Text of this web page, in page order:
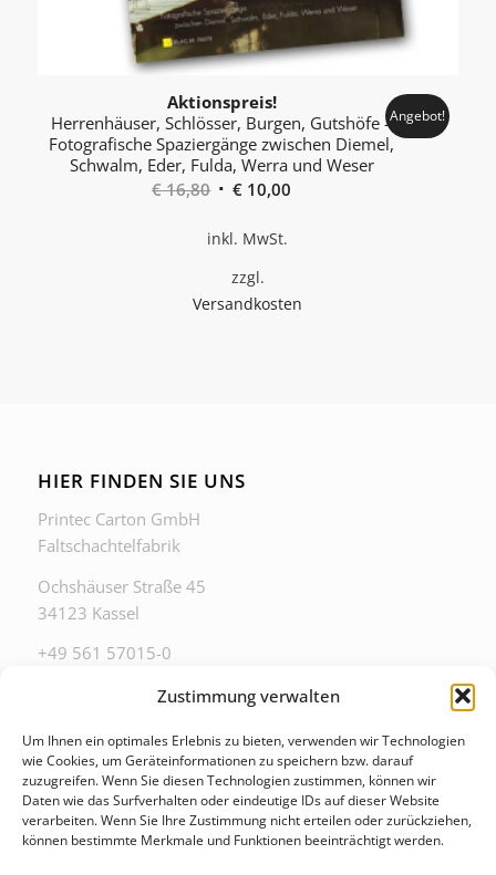
Zustimmung verwalten
Um Ihnen ein optimales Erlebnis zu bieten, verwenden wir Technologien
wie Cookies, um Geräteinformationen zu speichern bzw. darauf
zuzugreifen. Wenn Sie diesen Technologien zustimmen, können wir
Daten wie das Surfverhalten oder eindeutige IDs auf dieser Website
verarbeiten. Wenn Sie Ihre Zustimmung nicht erteilen oder zurückziehen,
können bestimmte Merkmale und Funktionen beeinträchtigt werden.
Aktionspreis!
Herrenhäuser, Schlösser, Burgen, Gutshöfe –
Foto­grafische Spaziergänge zwischen Diemel,
Schwalm, Eder, Fulda, Werra und Weser
€16,80 Ursprünglicher
war:
€ 16,80
€ 10,00
Angebot!
inkl. MwSt.
zzgl.
Versandkosten
HIER FINDEN SIE UNS
Printec Carton GmbH
Faltschachtelfabrik
Ochshäuser Straße 45
34123 Kassel
+49 561 57015-0
ZU DIESEN ZEITEN ERREICHEN SIE UNS IM
BÜRO